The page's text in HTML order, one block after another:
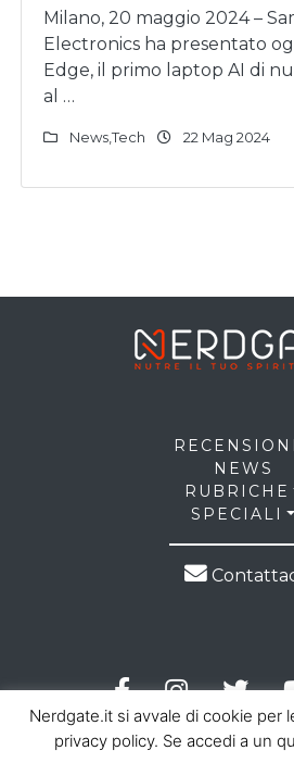
Milano, 20 maggio 2024 –
Electronics ha presentato
Edge, il primo laptop AI di
al …
News,Tech 22 Mag 2024
RECENSIONI
NEWS
RUBRICHE
SPECIALI
Nerdgate.it si avvale di cookie per
privacy policy. Se accedi a un